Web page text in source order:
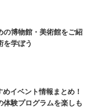
の博物館・美術館をご紹
を学ぼう
イベント情報まとめ！
体験プログラムを楽しも